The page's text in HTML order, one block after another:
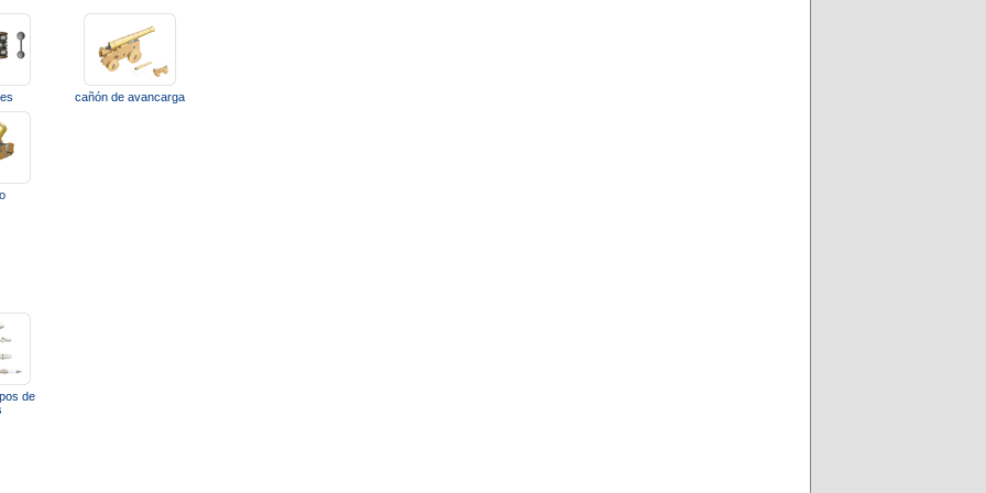
cañón de avancarga
de